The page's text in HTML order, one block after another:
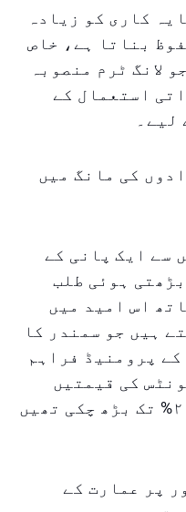
کاری کو زیادہ
بناتا ہے، خاص
لانگ ٹرم منصوبہ
استعمال کے
کی مانگ میں
سے ایک پانی کے
ہوئی طلب
اس امید میں
ہیں جو سمندر کا
پرومنیڈ فراہم
کی قیمتیں
۲۰۲۵ میں پہلے ہی ۱۰%–۲۰% تک بڑھ چکی تھیں
پر عمارت کے